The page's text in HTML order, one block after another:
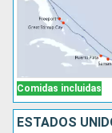
Comidas incluidas